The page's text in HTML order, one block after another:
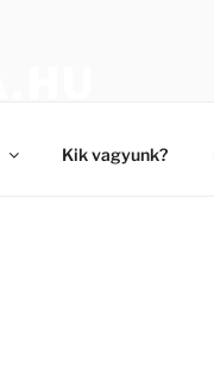
Kik vagyunk?